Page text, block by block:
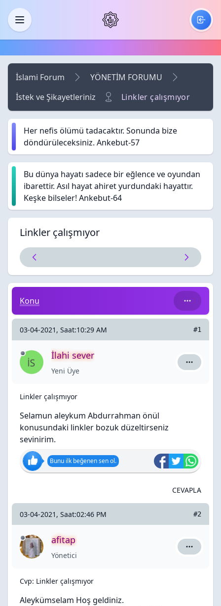
Skip to main content
Menü
İslami Forum
YÖNETİM FORUMU
İstek ve Şikayetleriniz
Linkler çalışmıyor
Her nefis ölümü tadacaktır. Sonunda bize
döndürüleceksiniz. Ankebut-57
Bu dünya hayatı sadece bir eğlence ve oyundan
ibarettir. Asıl hayat ahiret yurdundaki hayattır.
Keşke bilseler! Ankebut-64
Linkler çalışmıyor
Linkler çalışmıyor
Konu
03-04-2021, Saat:10:29 AM #1
İlahi sever
Yeni Üye İlahi
Linkler çalışmıyor
Selamun aleykum Abdurrahman önül
konusundaki linkler bozuk düzeltirseniz
sevinirim.
Bunu ilk beğenen sen ol.
CEVAPLA
03-04-2021, Saat:02:46 PM #2
afitap
Yönetici afitap
Cvp: Linkler çalışmıyor
Aleykümselam Hoş geldiniz.